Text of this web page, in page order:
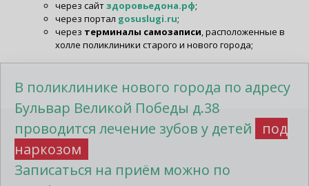
через сайтздоровьедона.рф;
через портал gosuslugi.ru;
через терминалы самозаписи, расположенные в
холле поликлиники старого и нового города;
В поликлинике нового города по адресу
Бульвар Великой Победы д.38
проводится лечение зубов у детей
под
наркозом
Записаться на приём можно по